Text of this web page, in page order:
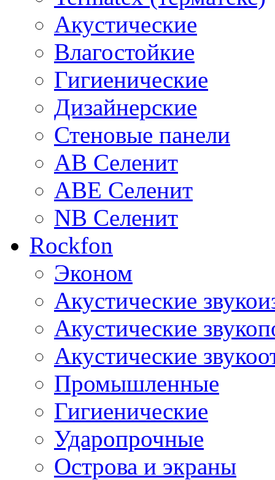
Акустические
Влагостойкие
Гигиенические
Дизайнерские
Стеновые панели
AB Селенит
ABE Селенит
NB Селенит
Rockfon
Эконом
Акустические
Акустические
Акустические
Промышленные
Гигиенические
Ударопрочные
Острова и экраны